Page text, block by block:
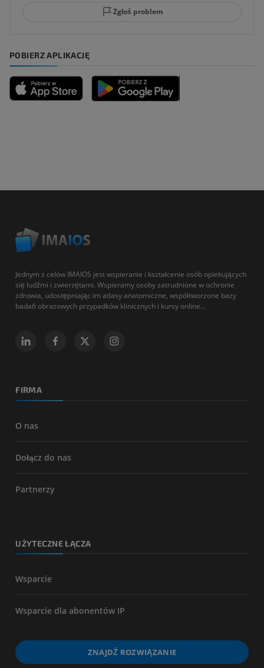
Zgłoś problem
POBIERZ APLIKACJĘ
Jednym z celów IMAIOS jest wspieranie i kształcenie osób opiekujących
się ludźmi i zwierzętami. Wspieramy osoby zatrudnione w ochronie
zdrowia, udostępniając im atlasy anatomiczne, współtworzone bazy
badań obrazowych przypadków klinicznych i kursy online...
FIRMA
O nas
Dołącz do nas
Partnerzy
UŻYTECZNE ŁĄCZA
Wsparcie
Wsparcie dla abonentów IP
ZNAJDŹ ROZWIĄZANIE